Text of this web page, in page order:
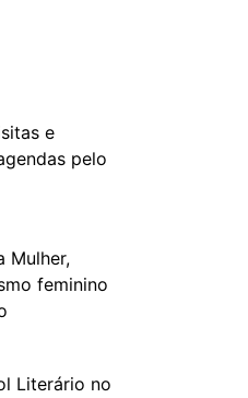
e
pelo
Mulher,
feminino
Literário no